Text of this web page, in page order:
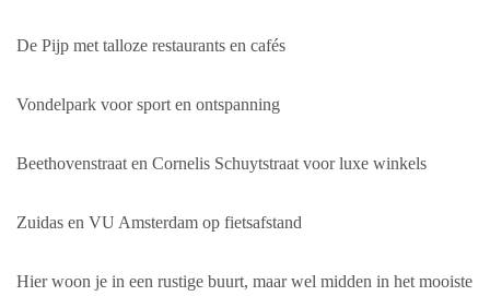
De Pijp met talloze restaurants en cafés
Vondelpark voor sport en ontspanning
Beethovenstraat en Cornelis Schuytstraat voor luxe winkels
Zuidas en VU Amsterdam op fietsafstand
Hier woon je in een rustige buurt, maar wel midden in het mooiste